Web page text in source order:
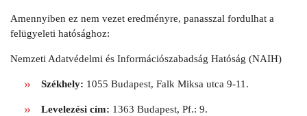
Amennyiben ez nem vezet eredményre, panasszal fordulhat a
felügyeleti hatósághoz:
Nemzeti Adatvédelmi és Információszabadság Hatóság (NAIH)
Székhely: 1055 Budapest, Falk Miksa utca 9-11.
Levelezési cím: 1363 Budapest, Pf.: 9.